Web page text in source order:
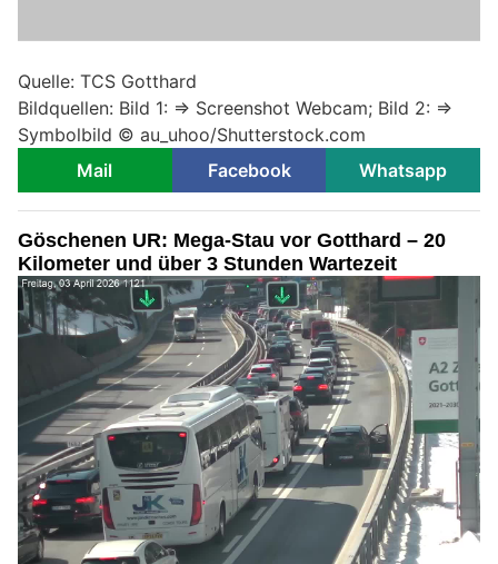
Quelle: TCS Gotthard
Bildquellen: Bild 1: => Screenshot Webcam; Bild 2: =>
Symbolbild © au_uhoo/Shutterstock.com
Mail
Facebook Whatsapp
Göschenen UR: Mega-Stau vor Gotthard – 20
Kilometer und über 3 Stunden Wartezeit